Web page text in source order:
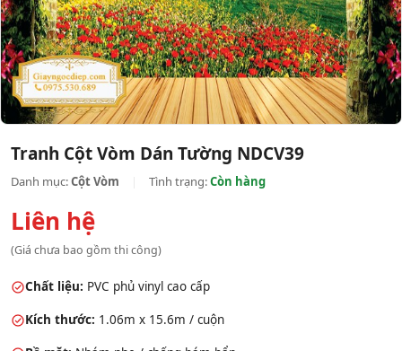
Tranh Cột Vòm Dán Tường NDCV39
Danh mục:Cột Vòm Tình trạng:Còn hàng
Liên hệ
(Giá chưa bao gồm thi công)
Chất liệu: PVC phủ vinyl cao cấp
Kích thước: 1.06m x 15.6m / cuộn